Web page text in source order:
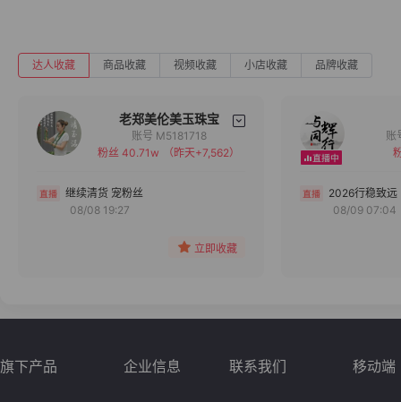
达人收藏 商品收藏 视频收藏 小店收藏 品牌收藏
老郑美伦美玉珠宝
备注
账号 M5181718
粉丝 40.71w
（昨天+7,562）
继续清货 宠粉丝
08/08 19:27
立即收藏
2026行稳致远
08/09 07:04
旗下产品 企业信息 联系我们 移动端